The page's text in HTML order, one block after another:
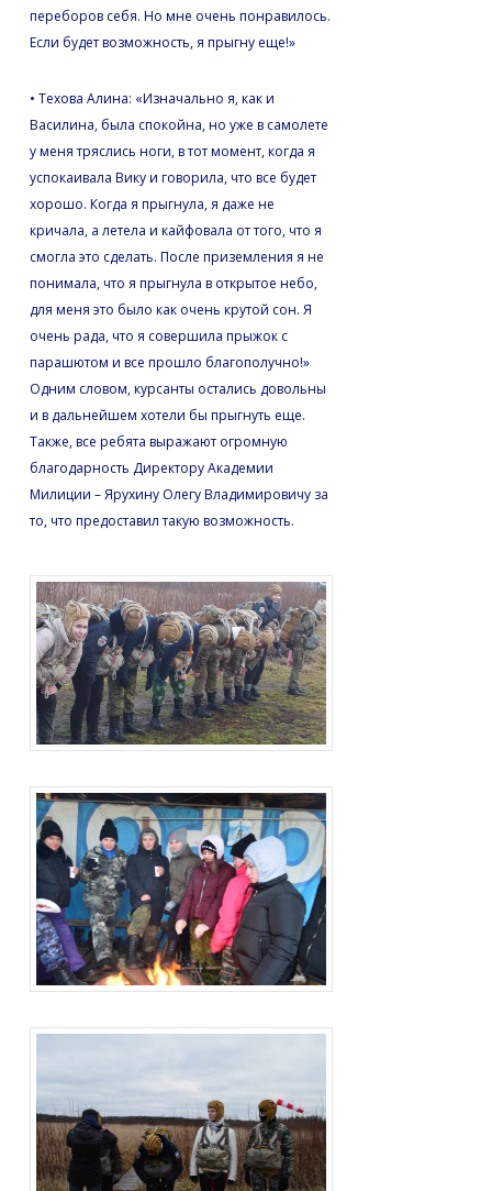
переборов себя. Но мне очень понравилось.
Если будет возможность, я прыгну еще!»
• Техова Алина: «Изначально я, как и
Василина, была спокойна, но уже в самолете
у меня тряслись ноги, в тот момент, когда я
успокаивала Вику и говорила, что все будет
хорошо. Когда я прыгнула, я даже не
кричала, а летела и кайфовала от того, что я
смогла это сделать. После приземления я не
понимала, что я прыгнула в открытое небо,
для меня это было как очень крутой сон. Я
очень рада, что я совершила прыжок с
парашютом и все прошло благополучно!»
Одним словом, курсанты остались довольны
и в дальнейшем хотели бы прыгнуть еще.
Также, все ребята выражают огромную
благодарность Директору Академии
Милиции – Ярухину Олегу Владимировичу за
то, что предоставил такую возможность.